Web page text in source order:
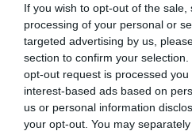
If you wish to opt-out of the
processing of your personal or
targeted advertising by us,
section to confirm your
opt-out request is processed
interest-based ads based on
us or personal information
your opt-out. You may
και λευκή διάφανη
06.08.2026 | 06:20